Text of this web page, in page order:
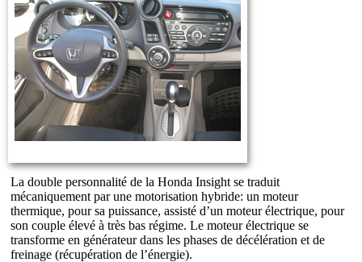
La double personnalité de la Honda Insight se traduit
mécaniquement par une motorisation hybride: un moteur
thermique, pour sa puissance, assisté d’un moteur électrique, pour
son couple élevé à très bas régime. Le moteur électrique se
transforme en générateur dans les phases de décélération et de
freinage (récupération de l’énergie).